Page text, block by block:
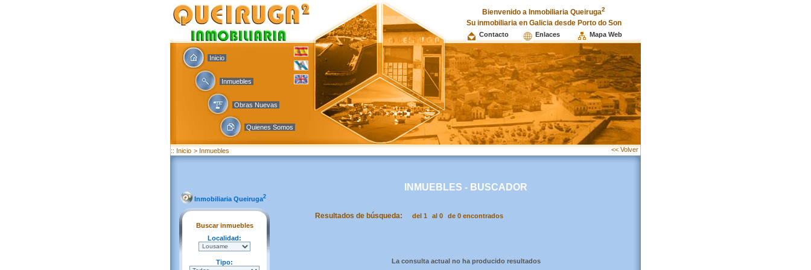
Bienvenido a Inmobiliaria Queiruga2
Su inmobiliaria en Galicia desde Porto do Son
Contacto Enlaces Mapa Web
Inicio
Inmuebles
Obras Nuevas
Quienes Somos
:: Inicio > Inmuebles << Volver
Inmobiliaria Queiruga2
Buscar inmuebles
Localidad:
Tipo:
INMUEBLES - BUSCADOR
Resultados de búsqueda: del 1 al 0 de 0 encontrados
La consulta actual no ha producido resultados